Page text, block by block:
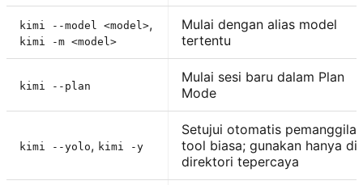
kimi --model <model>,
kimi -m <model>
Mulai dengan alias model
tertentu
kimi --plan
Mulai sesi baru dalam Plan
Mode
kimi --yolo, kimi -y
Setujui otomatis pemanggilan
tool biasa; gunakan hanya di
direktori tepercaya